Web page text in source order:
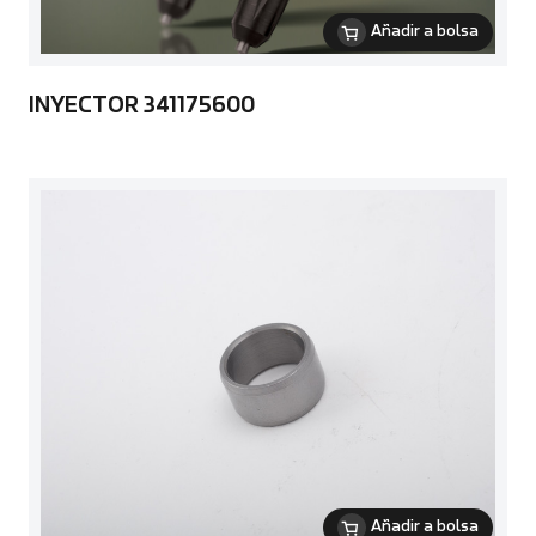
Añadir a bolsa
INYECTOR 341175600
Añadir a bolsa